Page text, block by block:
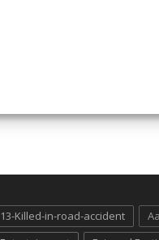
13-Killed-in-road-accident